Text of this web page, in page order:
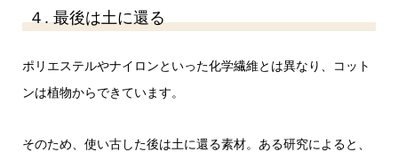
４. 最後は土に還る
ポリエステルやナイロンといった化学繊維とは異なり、コット
ンは植物からできています。
そのため、使い古した後は土に還る素材。ある研究によると、